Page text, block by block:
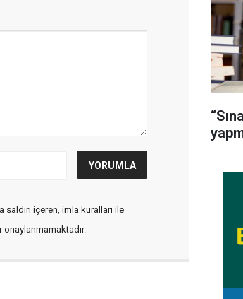
içeren, imla kuralları ile
onaylanmamaktadır.